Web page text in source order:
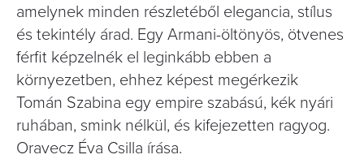
amelynek minden részletéből elegancia, stílus
és tekintély árad. Egy Armani-öltönyös, ötvenes
férﬁt képzelnék el leginkább ebben a
környezetben, ehhez képest megérkezik
Tomán Szabina egy empire szabású, kék nyári
ruhában, smink nélkül, és kifejezetten ragyog.
Oravecz Éva Csilla írása.